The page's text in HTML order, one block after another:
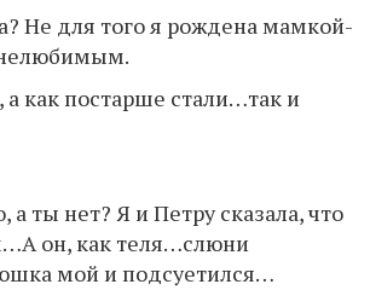
Не для того я рождена мамкой-
нелюбимым.
как постарше стали…так и
а ты нет? Я и Петру сказала, что
он, как теля…слюни
мой и подсуетился…